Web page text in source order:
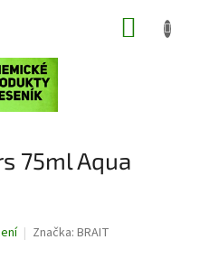
75ml Aqua
Značka: BRAIT